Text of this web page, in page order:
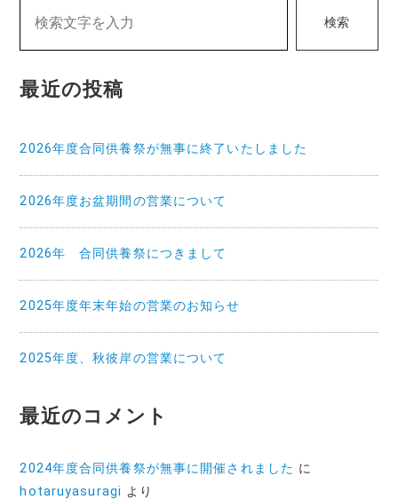
ビ
ー
ン
検索
最近の投稿
2026年度合同供養祭が無事に終了いたしました
2026年度お盆期間の営業について
2026年 合同供養祭につきまして
2025年度年末年始の営業のお知らせ
2025年度、秋彼岸の営業について
最近のコメント
2024年度合同供養祭が無事に開催されました に
hotaruyasuragi より